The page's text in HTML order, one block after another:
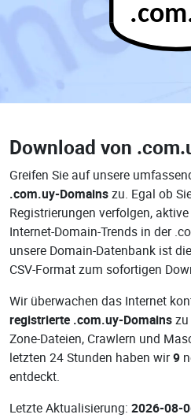
Download von
Greifen Sie auf unsere
.com.uy-Domainszu. Egal ob
Registrierungen verfolgen,
Internet-Domain-Trends in der
unsere Domain-Datenbank ist
CSV-Format zum sofortigen
Wir überwachen das Internet
registrierte .com.uy-Domains
Zone-Dateien, Crawlern und
letzten 24 Stunden haben wir9
entdeckt.
Letzte Aktualisierung: 2026-08-